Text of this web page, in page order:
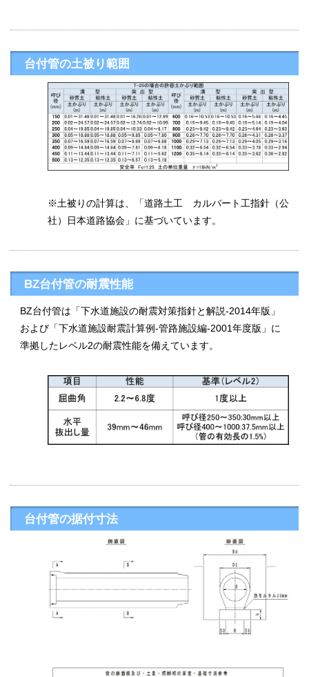
台付管の土被り範囲
※土被りの計算は、「道路土工 カルバート工指針（公
社）日本道路協会」に基づいています。
BZ台付管の耐震性能
BZ台付管は「下水道施設の耐震対策指針と解説-2014年版」
および「下水道施設耐震計算例-管路施設編-2001年度版」に
準拠したレベル2の耐震性能を備えています。
台付管の据付寸法